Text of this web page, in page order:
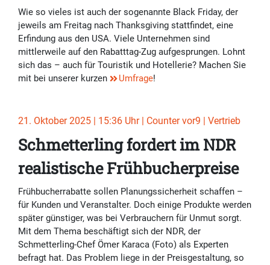
Wie so vieles ist auch der sogenannte Black Friday, der
jeweils am Freitag nach Thanksgiving stattfindet, eine
Erfindung aus den USA. Viele Unternehmen sind
mittlerweile auf den Rabatttag-Zug aufgesprungen. Lohnt
sich das – auch für Touristik und Hotellerie? Machen Sie
mit bei unserer kurzen
Umfrage!
21. Oktober 2025 | 15:36 Uhr | Counter vor9 | Vertrieb
Schmetterling fordert im NDR
realistische Frühbucherpreise
Frühbucherrabatte sollen Planungssicherheit schaffen –
für Kunden und Veranstalter. Doch einige Produkte werden
später günstiger, was bei Verbrauchern für Unmut sorgt.
Mit dem Thema beschäftigt sich der NDR, der
Schmetterling-Chef Ömer Karaca (Foto) als Experten
befragt hat. Das Problem liege in der Preisgestaltung, so